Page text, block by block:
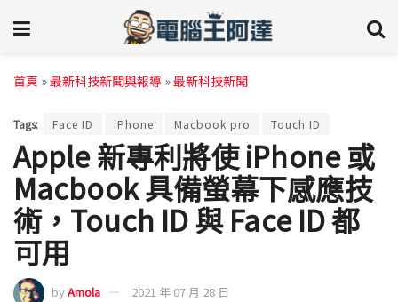
首頁 »最新科技新聞與報導 »最新科技新聞
Tags: Face ID iPhone Macbook pro Touch ID
Apple 新專利將使 iPhone 或
Macbook 具備螢幕下感應技
術，Touch ID 與 Face ID 都
可用
byAmola 2021 年 07 月 28 日